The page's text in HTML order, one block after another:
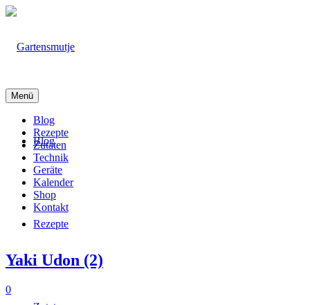
Blog
Rezepte
Menü
Blog
Rezepte
Zutaten
Technik
Geräte
Kalender
Shop
Kontakt
Yaki Udon (2)
0